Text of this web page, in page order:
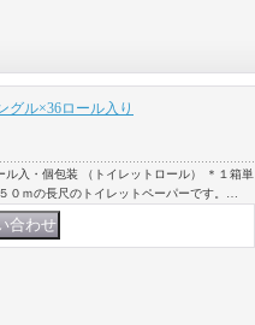
グル×36ロール入り
入・個包装 （トイレットロール） ＊１箱単
０ｍの長尺のトイレットペーパーです。…